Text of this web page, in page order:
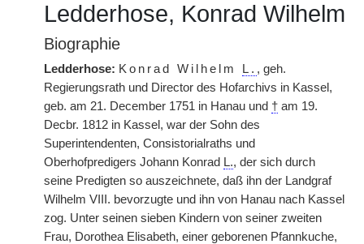
Ledderhose, Konrad Wilhelm
Biographie
Ledderhose: Konrad Wilhelm L. , geh.
Regierungsrath und Director des Hofarchivs in Kassel,
geb. am 21. December 1751 in Hanau und † am 19.
Decbr. 1812 in Kassel, war der Sohn des
Superintendenten, Consistorialraths und
Oberhofpredigers Johann Konrad L., der sich durch
seine Predigten so auszeichnete, daß ihn der Landgraf
Wilhelm VIII. bevorzugte und ihn von Hanau nach Kassel
zog. Unter seinen sieben Kindern von seiner zweiten
Frau, Dorothea Elisabeth, einer geborenen Pfannkuche,